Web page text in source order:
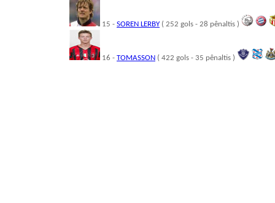
15 - SOREN LERBY( 252 gols - 28 pênaltis )
16 - TOMASSON ( 422 gols - 35 pênaltis )